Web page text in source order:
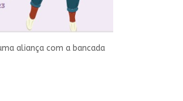
aliança com a bancada